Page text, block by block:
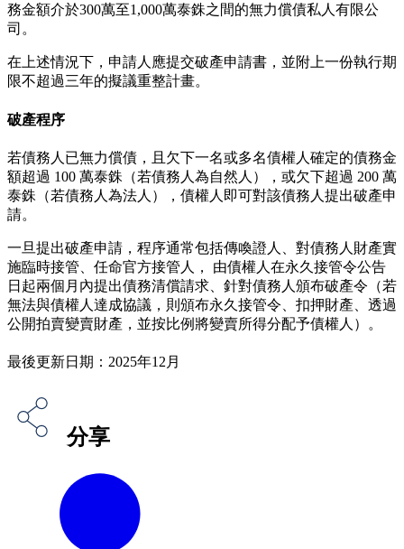
務金額介於300萬至1,000萬泰銖之間的無力償債私人有限公
司。
在上述情況下，申請人應提交破產申請書，並附上一份執行期
限不超過三年的擬議重整計畫。
破產程序
若債務人已無力償債，且欠下一名或多名債權人確定的債務金
額超過 100 萬泰銖（若債務人為自然人），或欠下超過 200 萬
泰銖（若債務人為法人），債權人即可對該債務人提出破產申
請。
一旦提出破產申請，程序通常包括傳喚證人、對債務人財產實
施臨時接管、任命官方接管人， 由債權人在永久接管令公告
日起兩個月內提出債務清償請求、針對債務人頒布破產令（若
無法與債權人達成協議，則頒布永久接管令、扣押財產、透過
公開拍賣變賣財產，並按比例將變賣所得分配予債權人）。
最後更新日期：2025年12月
分享